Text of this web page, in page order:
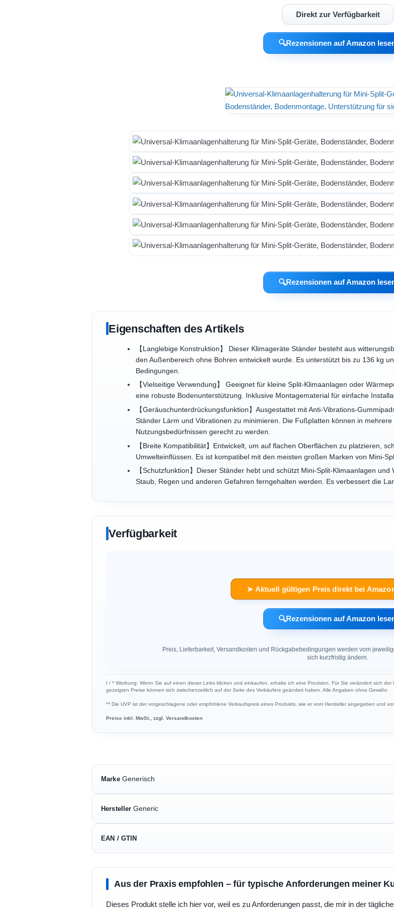
Direkt zur Verfügbarkeit
🔍Rezensionen auf Amazon
🔍Rezensionen auf Amazon
Eigenschaften des Artikels
【Langlebige Konstruktion】 Dieser Klimageräte Ständer besteht aus
den Außenbereich ohne Bohren entwickelt wurde. Es unterstützt bis zu 136 kg
Bedingungen.
【Vielseitige Verwendung】 Geeignet für kleine Split-Klimaanlagen oder
eine robuste Bodenunterstützung. Inklusive Montagematerial für einfache
【Geräuschunterdrückungsfunktion】Ausgestattet mit Anti-Vibrations-
Ständer Lärm und Vibrationen zu minimieren. Die Fußplatten können in
Nutzungsbedürfnissen gerecht zu werden.
【Breite Kompatibilität】Entwickelt, um auf flachen Oberflächen zu platzieren,
Umwelteinflüssen. Es ist kompatibel mit den meisten großen Marken von Mini-
【Schutzfunktion】Dieser Ständer hebt und schützt Mini-Split-Klimaanlagen
Staub, Regen und anderen Gefahren ferngehalten werden. Es verbessert die
Verfügbarkeit
➤ Aktuell gültigen Preis direkt bei
🔍Rezensionen auf Amazon
Preis, Lieferbarkeit, Versandkosten und Rückgabebedingungen werden vom
sich kurzfristig ändern.
ℹ︎ / * Werbung: Wenn Sie auf einen dieser Links klicken und einkaufen, erhalte ich eine Provision. Für Sie verändert sich
gezeigten Preise können sich zwischenzeitlich auf der Seite des Verkäufers geändert haben. Alle Angaben ohne Gewähr.
** Die UVP ist der vorgeschlagene oder empfohlene Verkaufspreis eines Produkts, wie er vom Hersteller angegeben und
Preise inkl. MwSt., zzgl. Versandkosten
Marke Generisch
Hersteller Generic
EAN / GTIN
Aus der Praxis empfohlen – für typische Anforderungen meiner
Dieses Produkt stelle ich hier vor, weil es zu Anforderungen passt, die mir in der